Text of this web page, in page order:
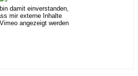
damit einverstanden,
mir externe Inhalte
angezeigt werden